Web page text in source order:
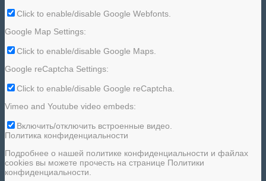
Click to enable/disable Google Webfonts.
Google Map Settings:
Click to enable/disable Google Maps.
Google reCaptcha Settings:
Click to enable/disable Google reCaptcha.
Vimeo and Youtube video embeds:
Включить/отключить встроенные видео.
Политика конфиденциальности
Подробнее о нашей политике конфиденциальности и файлах
cookies вы можете прочесть на странице Политики
конфиденциальности.